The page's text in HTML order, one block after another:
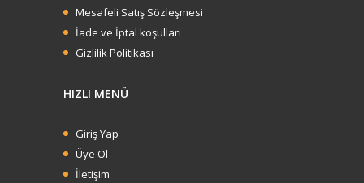
BARKOD: (8697869090338)KOD=338 koli
içi adet: 12
Mesafeli Satış Sözleşmesi
İade ve İptal koşulları
Gizlilik Politikası
HIZLI MENÜ
Giriş Yap
Üye Ol
İletişim